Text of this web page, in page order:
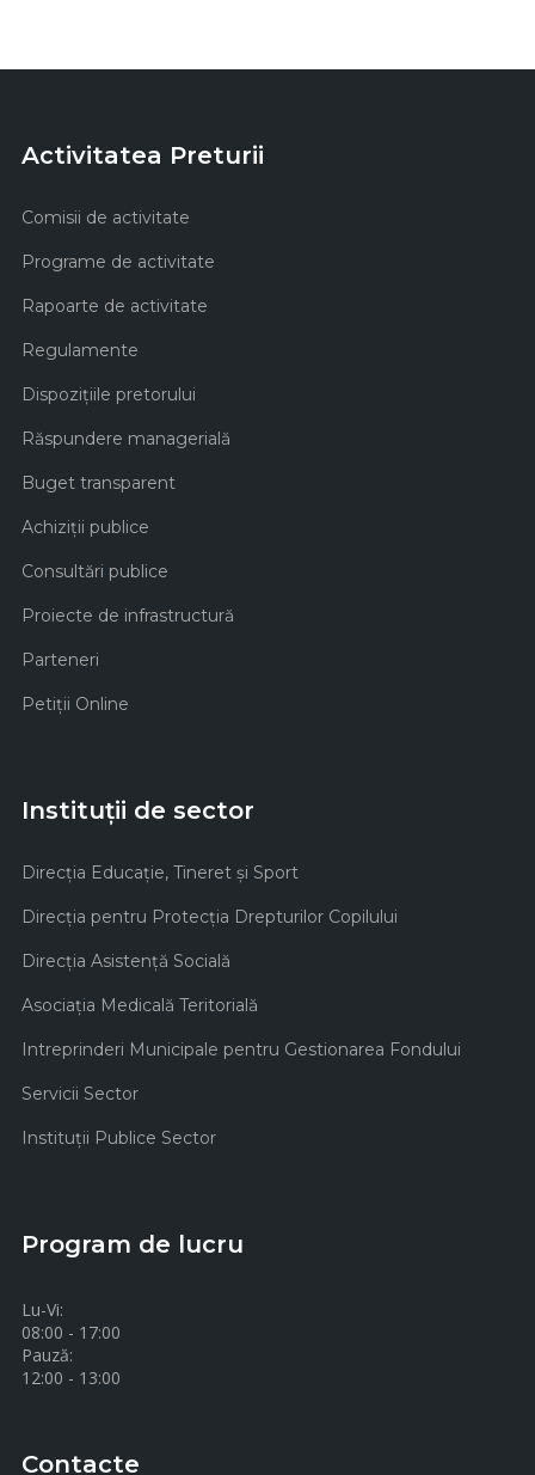
Activitatea Preturii
Comisii de activitate
Programe de activitate
Rapoarte de activitate
Regulamente
Dispozițiile pretorului
Răspundere managerială
Buget transparent
Achiziţii publice
Consultări publice
Proiecte de infrastructură
Parteneri
Petiții Online
Instituții de sector
Direcţia Educaţie, Tineret şi Sport
Direcţia pentru Protecţia Drepturilor Copilului
Direcţia Asistenţă Socială
Asociaţia Medicală Teritorială
Intreprinderi Municipale pentru Gestionarea Fondului
Servicii Sector
Instituţii Publice Sector
Program de lucru
Lu-Vi:
08:00 - 17:00
Pauză:
12:00 - 13:00
Contacte